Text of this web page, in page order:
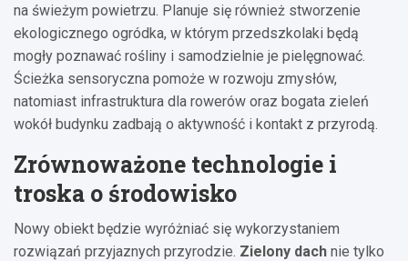
na świeżym powietrzu. Planuje się również stworzenie
ekologicznego ogródka, w którym przedszkolaki będą
mogły poznawać rośliny i samodzielnie je pielęgnować.
Ścieżka sensoryczna pomoże w rozwoju zmysłów,
natomiast infrastruktura dla rowerów oraz bogata zieleń
wokół budynku zadbają o aktywność i kontakt z przyrodą.
Zrównoważone technologie i
troska o środowisko
Nowy obiekt będzie wyróżniać się wykorzystaniem
rozwiązań przyjaznych przyrodzie. Zielony dach nie tylko